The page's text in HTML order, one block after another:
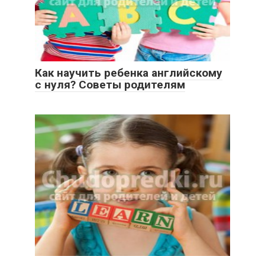
Как научить ребенка английскому
с нуля? Советы родителям